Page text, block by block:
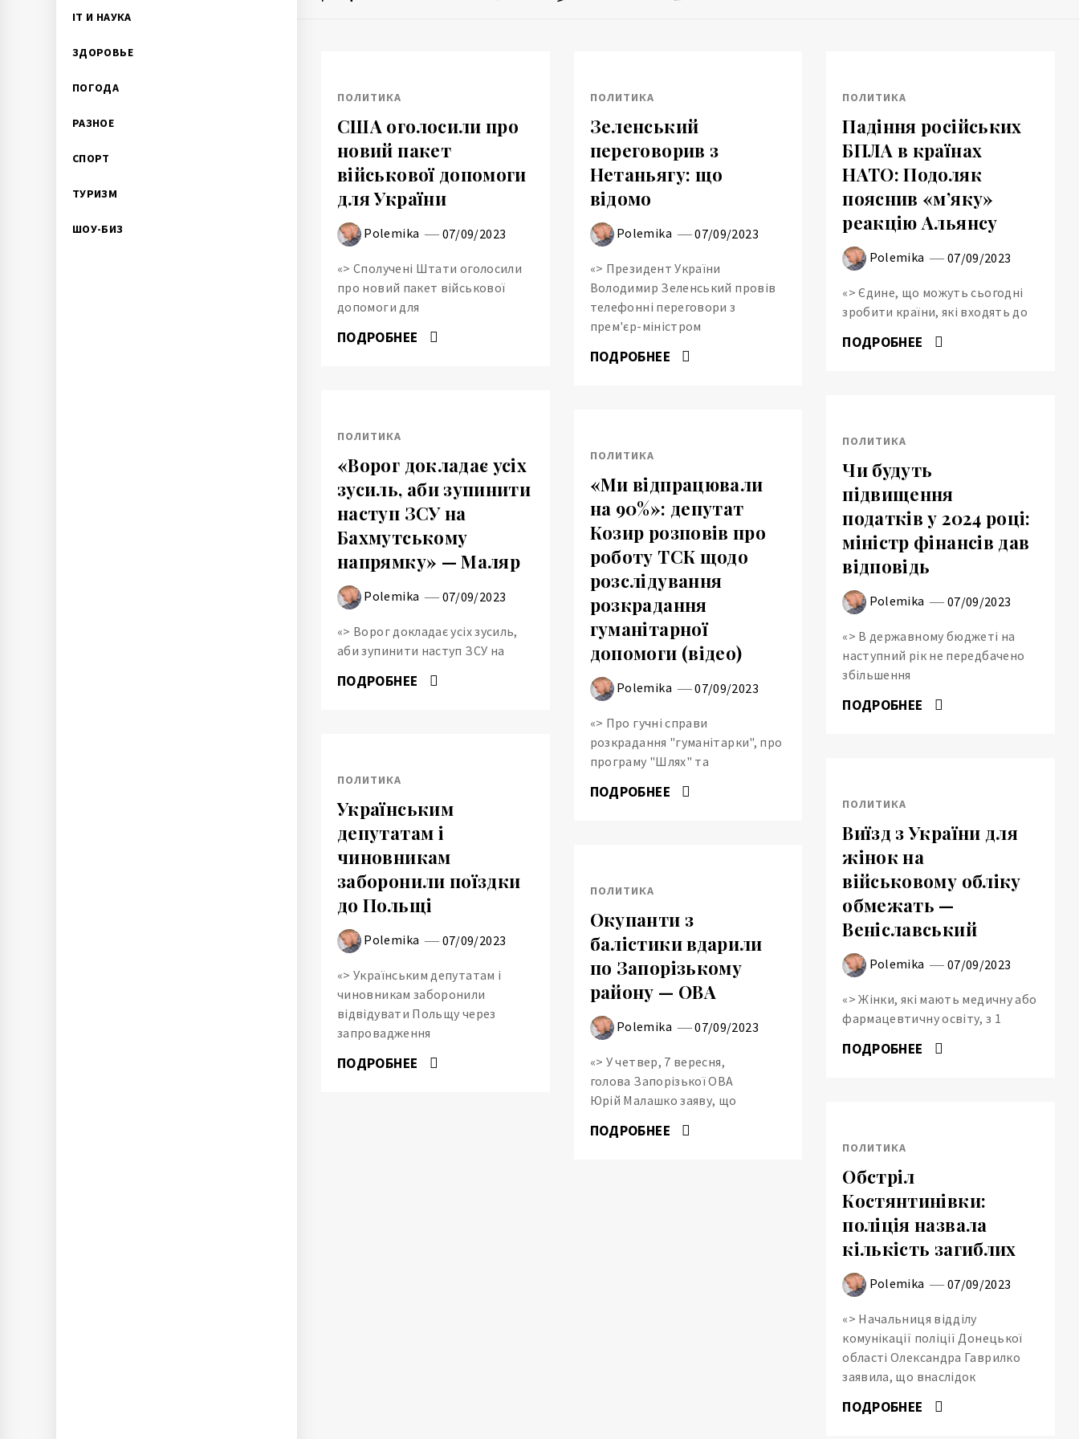
IT И НАУКА
ЗДОРОВЬЕ
ПОГОДА
РАЗНОЕ
СПОРТ
ТУРИЗМ
ШОУ-БИЗ
ПОЛИТИКА
США оголосили про
новий пакет
військової допомоги
для України
Polemika 07/09/2023
«> Сполучені Штати оголосили
про новий пакет військової
допомоги для
ПОДРОБНЕЕ
ПОЛИТИКА
Зеленський
переговорив з
Нетаньягу: що
відомо
Polemika 07/09/2023
«> Президент України
Володимир Зеленський провів
телефонні переговори з
прем'єр-міністром
ПОДРОБНЕЕ
ПОЛИТИКА
Падіння російських
БПЛА в країнах
НАТО: Подоляк
пояснив «м’яку»
реакцію Альянсу
Polemika 07/09/2023
«> Єдине, що можуть сьогодні
зробити країни, які входять до
ПОДРОБНЕЕ
ПОЛИТИКА
«Ворог докладає усіх
зусиль, аби зупинити
наступ ЗСУ на
Бахмутському
напрямку» — Маляр
Polemika 07/09/2023
«> Ворог докладає усіх зусиль,
аби зупинити наступ ЗСУ на
ПОДРОБНЕЕ
ПОЛИТИКА
Чи будуть
підвищення
податків у 2024 році:
міністр фінансів дав
відповідь
Polemika 07/09/2023
«> В державному бюджеті на
наступний рік не передбачено
збільшення
ПОДРОБНЕЕ
ПОЛИТИКА
«Ми відпрацювали
на 90%»: депутат
Козир розповів про
роботу ТСК щодо
розслідування
розкрадання
гуманітарної
допомоги (відео)
Polemika 07/09/2023
«> Про гучні справи
розкрадання "гуманітарки", про
програму "Шлях" та
ПОДРОБНЕЕ
ПОЛИТИКА
Українським
депутатам і
чиновникам
заборонили поїздки
до Польщі
Polemika 07/09/2023
«> Українським депутатам і
чиновникам заборонили
відвідувати Польщу через
запровадження
ПОДРОБНЕЕ
ПОЛИТИКА
Виїзд з України для
жінок на
військовому обліку
обмежать —
Веніславський
Polemika 07/09/2023
«> Жінки, які мають медичну або
фармацевтичну освіту, з 1
ПОДРОБНЕЕ
ПОЛИТИКА
Окупанти з
балістики вдарили
по Запорізькому
району — ОВА
Polemika 07/09/2023
«> У четвер, 7 вересня,
голова Запорізької ОВА
Юрій Малашко заяву, що
ПОДРОБНЕЕ
ПОЛИТИКА
Обстріл
Костянтинівки:
поліція назвала
кількість загиблих
Polemika 07/09/2023
«> Начальниця відділу
комунікації поліції Донецької
області Олександра Гаврилко
заявила, що внаслідок
ПОДРОБНЕЕ